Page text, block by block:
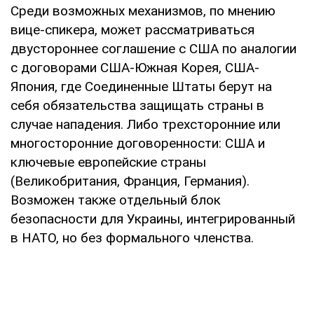
Среди возможных механизмов, по мнению
вице-спикера, может рассматриваться
двустороннее соглашение с США по аналогии
с договорами США-Южная Корея, США-
Япония, где Соединенные Штаты берут на
себя обязательства защищать страны в
случае нападения. Либо трехсторонние или
многосторонние договоренности: США и
ключевые европейские страны
(Великобритания, Франция, Германия).
Возможен также отдельный блок
безопасности для Украины, интегрированный
в НАТО, но без формального членства.